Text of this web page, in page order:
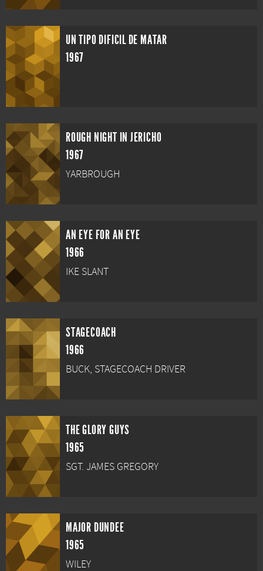
UN TIPO DIFICIL DE MATAR
1967
ROUGH NIGHT IN JERICHO
1967
YARBROUGH
AN EYE FOR AN EYE
1966
IKE SLANT
STAGECOACH
1966
BUCK, STAGECOACH DRIVER
THE GLORY GUYS
1965
SGT. JAMES GREGORY
MAJOR DUNDEE
1965
WILEY